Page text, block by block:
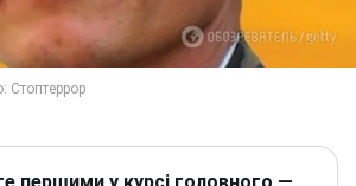
першими у курсі головного —